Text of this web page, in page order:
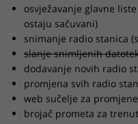
osvježavanje glavne
ostaju sačuvani)
snimanje radio stanica
slanje snimljenih
dodavanje novih radio
promjena svih radio
web sučelje za
brojač prometa za